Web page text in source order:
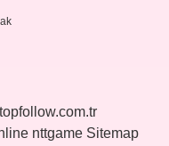
nttgame Sitemap